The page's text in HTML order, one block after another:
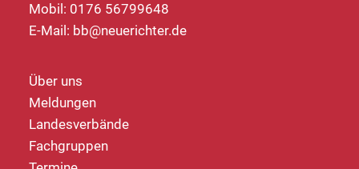
Mobil: 0176 56799648
E-Mail: bb@neuerichter.de
Über uns
Meldungen
Landesverbände
Fachgruppen